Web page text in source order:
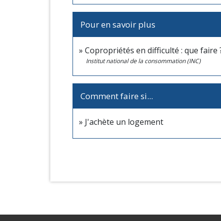
Pour en savoir plus
Copropriétés en difficulté : que faire
Institut national de la consommation (INC)
Comment faire si...
J'achète un logement